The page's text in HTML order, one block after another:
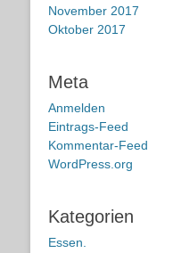
November 2017
Oktober 2017
Meta
Anmelden
Eintrags-Feed
Kommentar-Feed
WordPress.org
Kategorien
Essen.